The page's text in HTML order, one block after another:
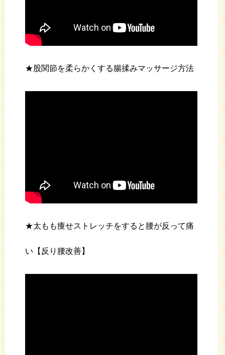
★股関節を柔らかくする腸揉みマッサージ方法
★太もも痩せストレッチをすると腰が反って痛
い【反り腰改善】